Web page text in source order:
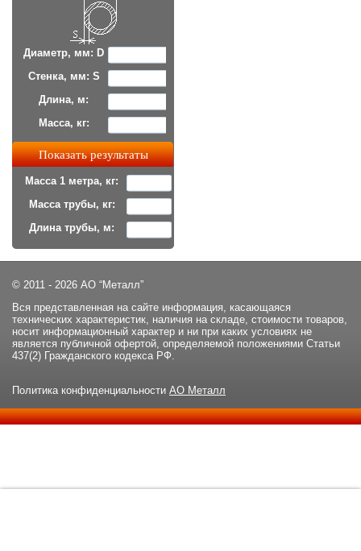
Диаметр, мм: D
Стенка, мм: S
Длина, м:
Масса, кг:
Масса 1 метра, кг:
Масса трубы, кг:
Длина трубы, м:
© 2011 - 2026 АО “Металл”
Вся представленная на сайте информация, касающаяся
технических характеристик, наличия на складе, стоимости товаров,
носит информационный характер и ни при каких условиях не
является публичной офертой, определяемой положениями Статьи
437(2) Гражданского кодекса РФ.
Политика конфиденциальности АО Металл